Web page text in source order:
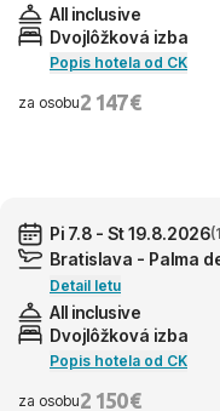
All inclusive
Dvojlôžková izba
Popis hotela od CK
za osobu2 147 €
Pi 7.8 - St 19.8.2026
Bratislava - Palma
Detail letu
All inclusive
Dvojlôžková izba
Popis hotela od CK
za osobu2 150 €